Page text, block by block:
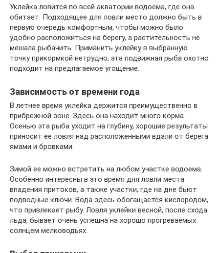
Уклейка ловится по всей акватории водоема, где она
обитает. Подходящее для ловли место должно быть в
первую очередь комфортным, чтобы можно было
удобно расположиться на берегу, а растительность не
мешала рыбачить. Приманить уклейку в выбранную
точку прикормкой нетрудно, эта подвижная рыба охотно
подходит на предлагаемое угощение.
Зависимость от времени года
В летнее время уклейка держится преимущественно в
прибрежной зоне. Здесь она находит много корма.
Осенью эта рыба уходит на глубину, хорошие результаты
приносит ее ловля над расположенными вдали от берега
ямами и бровками.
Зимой ее можно встретить на любом участке водоема.
Особенно интересны в это время для ловли места
впадения притоков, а также участки, где на дне бьют
подводные ключи. Вода здесь обогащается кислородом,
что привлекает рыбу. Ловля уклейки весной, после схода
льда, бывает очень успешна на хорошо прогреваемых
солнцем мелководьях.